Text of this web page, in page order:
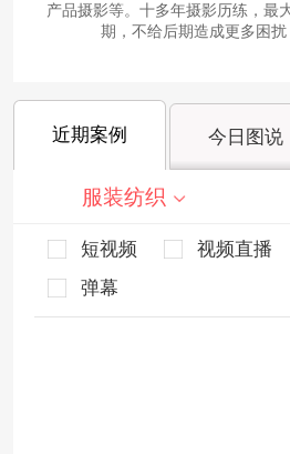
产品摄影等。十多年摄影历练，最
期，不给后期造成更多困扰
近期案例 今日图说
服装纺织
短视频 视频直播
弹幕